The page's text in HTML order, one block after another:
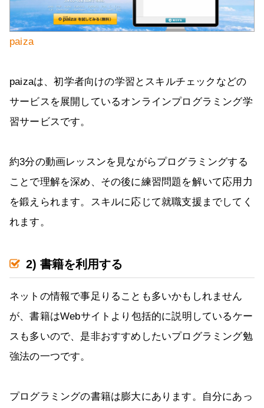
paiza
paizaは、初学者向けの学習とスキルチェックなどの
サービスを展開しているオンラインプログラミング学
習サービスです。
約3分の動画レッスンを見ながらプログラミングする
ことで理解を深め、その後に練習問題を解いて応用力
を鍛えられます。スキルに応じて就職支援までしてく
れます。
2) 書籍を利用する
ネットの情報で事足りることも多いかもしれません
が、書籍はWebサイトより包括的に説明しているケー
スも多いので、是非おすすめしたいプログラミング勉
強法の一つです。
プログラミングの書籍は膨大にあります。自分にあっ